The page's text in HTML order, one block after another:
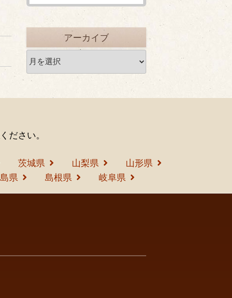
アーカイブ
ー
ブ
ださい。
茨城県 山梨県
山形県
県 島根県 岐阜県